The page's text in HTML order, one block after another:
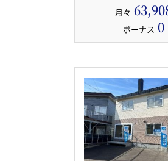
月々
ボーナス 0